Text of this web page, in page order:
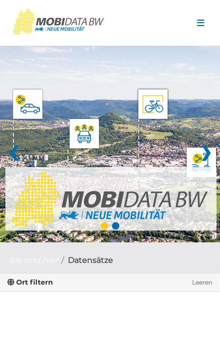
❮ ❯
Datensätze
Ort filtern Leeren